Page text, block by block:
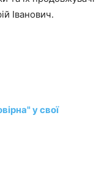
Іванович.
у свої